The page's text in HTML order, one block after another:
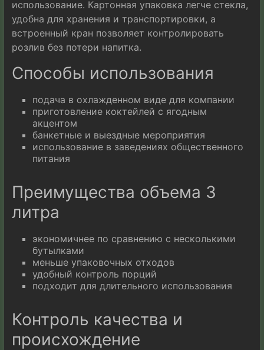
использование. Картонная упаковка легче стекла,
удобна для хранения и транспортировки, а
встроенный кран позволяет контролировать
розлив без потери напитка.
Способы использования
подача в охлажденном виде для компании
приготовление коктейлей с ягодным
акцентом
банкетные и выездные мероприятия
использование в заведениях общественного
питания
Преимущества объема 3
литра
экономичнее по сравнению с несколькими
бутылками
меньше упаковочных отходов
удобный контроль порций
подходит для длительного использования
Контроль качества и
происхождение